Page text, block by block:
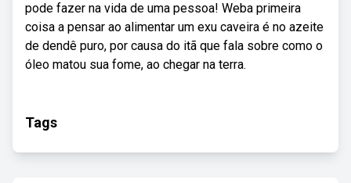
pode fazer na vida de uma pessoa! Weba primeira
coisa a pensar ao alimentar um exu caveira é no azeite
de dendê puro, por causa do itã que fala sobre como o
óleo matou sua fome, ao chegar na terra.
Tags